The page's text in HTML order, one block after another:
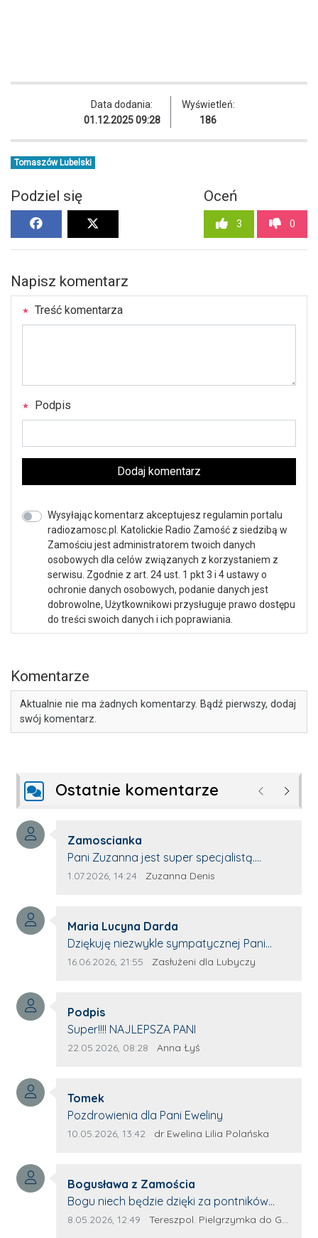
Data dodania:
01.12.2025 09:28
Wyświetleń:
186
Tomaszów Lubelski
Podziel się Oceń
3 0
Napisz komentarz
Treść komentarza
Podpis
Dodaj komentarz
Wysyłając komentarz akceptujesz regulamin portalu
radiozamosc.pl. Katolickie Radio Zamość z siedzibą w
Zamościu jest administratorem twoich danych
osobowych dla celów związanych z korzystaniem z
serwisu. Zgodnie z art. 24 ust. 1 pkt 3 i 4 ustawy o
ochronie danych osobowych, podanie danych jest
dobrowolne, Użytkownikowi przysługuje prawo dostępu
do treści swoich danych i ich poprawiania.
Komentarze
Aktualnie nie ma żadnych komentarzy. Bądź pierwszy, dodaj
swój komentarz.
Ostatnie komentarze Poprzednie
Autor komentarza:
Zamoscianka
Treść komentarza:
Pani Zuzanna jest super specjalistą.
Korzystamy z moim pieskiem z jej pomocy
Data dodania komentarza:
1.07.2026, 14:24 Źródło komentarza:
Zuzanna Denis
Autor komentarza:
Maria Lucyna Darda
Treść komentarza:
Dziękuję niezwykle sympatycznej Pani
redaktor Annie Niderla-Kadach za
którym trema odbierała głos.
Data dodania komentarza:
16.06.2026, 21:55 Źródło komentarza:
Zasłużeni dla Lubyczy
Autor komentarza:
Podpis
Treść komentarza:
Super!!!! NAJLEPSZA PANI
Data dodania komentarza:
22.05.2026, 08:28 Źródło komentarza:
Anna Łyś
Autor komentarza:
Tomek
Treść komentarza:
Pozdrowienia dla Pani Eweliny
Data dodania komentarza:
10.05.2026, 13:42 Źródło komentarza:
dr Ewelina Lilia Polańska
Autor komentarza:
Bogusława z Zamościa
Treść komentarza:
Bogu niech będzie dzięki za pontników
Terespola Wyglądają jak kolorowe ptaki
Data dodania komentarza:
8.05.2026, 12:49 Źródło komentarza:
Tereszpol. Pielgrzymka do Górecka Kościelnego